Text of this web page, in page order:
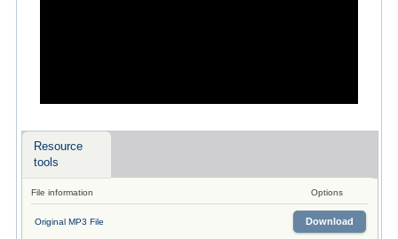
Resource
tools
File information Options
Original MP3 File Download